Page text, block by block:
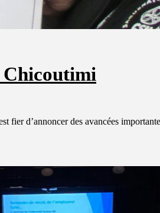
Chicoutimi
fier d’annoncer des avancées